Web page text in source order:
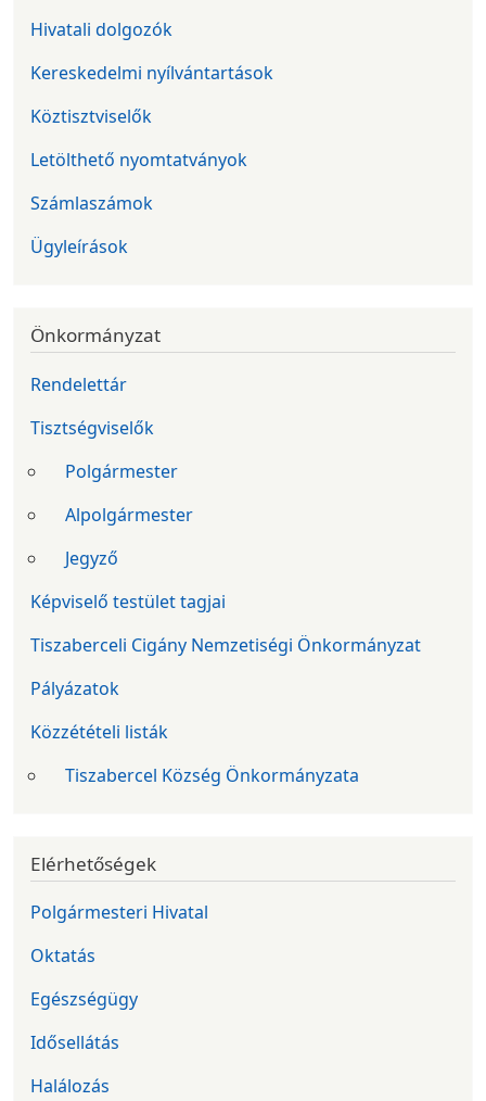
Hivatali dolgozók
Kereskedelmi nyílvántartások
Köztisztviselők
Letölthető nyomtatványok
Számlaszámok
Ügyleírások
Önkormányzat
Rendelettár
Tisztségviselők
Polgármester
Alpolgármester
Jegyző
Képviselő testület tagjai
Tiszaberceli Cigány Nemzetiségi Önkormányzat
Pályázatok
Közzétételi listák
Tiszabercel Község Önkormányzata
Elérhetőségek
Polgármesteri Hivatal
Oktatás
Egészségügy
Idősellátás
Halálozás